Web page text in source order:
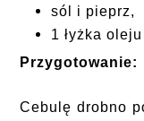
sól i pieprz,
1 łyżka
Przygotowanie:
Cebulę drobno